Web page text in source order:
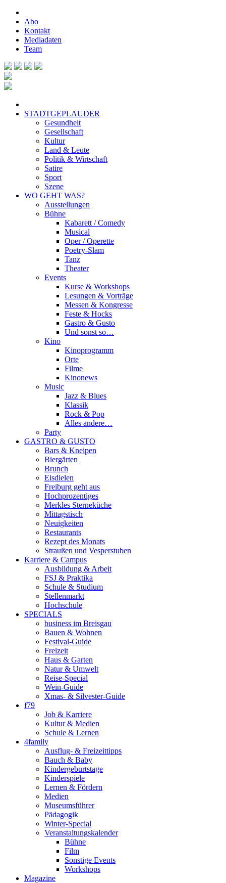
Abo
Kontakt
Mediadaten
Team
STADTGEPLAUDER
Gesundheit
Gesellschaft
Kultur
Land & Leute
Politik & Wirtschaft
Satire
Sport
Szene
WO GEHT WAS?
Ausstellungen
Bühne
Kabarett / Comedy
Musical
Oper / Operette
Poetry-Slam
Tanz
Theater
Events
Kurse & Workshops
Lesungen & Vorträge
Messen & Kongresse
Feste & Hocks
Gastro & Gusto
Und sonst so…
Kino
Kinoprogramm
Orte
Filme
Kinonews
Music
Jazz & Blues
Klassik
Rock & Pop
Alles andere…
Party
GASTRO & GUSTO
Bars & Kneipen
Biergärten
Brunch
Eisdielen
Freiburg geht aus
Hochprozentiges
Merkles Sterneküche
Mittagstisch
Neuigkeiten
Restaurants
Rezept des Monats
Straußen und Vesperstuben
Karriere & Campus
Ausbildung & Arbeit
FSJ & Praktika
Schule & Studium
Stellenmarkt
Hochschule
SPECIALS
business im Breisgau
Bauen & Wohnen
Festival-Guide
Freizeit
Haus & Garten
Natur & Umwelt
Reise-Special
Wein-Guide
Xmas- & Silvester-Guide
f79
Job & Karriere
Kultur & Medien
Schule & Lernen
4family
Ausflug- & Freizeittipps
Bauch & Baby
Kindergeburtstage
Kinderspiele
Lernen & Fördern
Medien
Museumsführer
Pädagogik
Winter-Special
Veranstaltungskalender
Bühne
Film
Sonstige Events
Workshops
Magazine